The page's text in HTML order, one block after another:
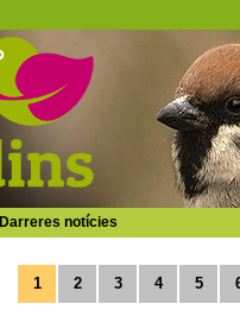
Darreres notícies
1 2 3 4 5